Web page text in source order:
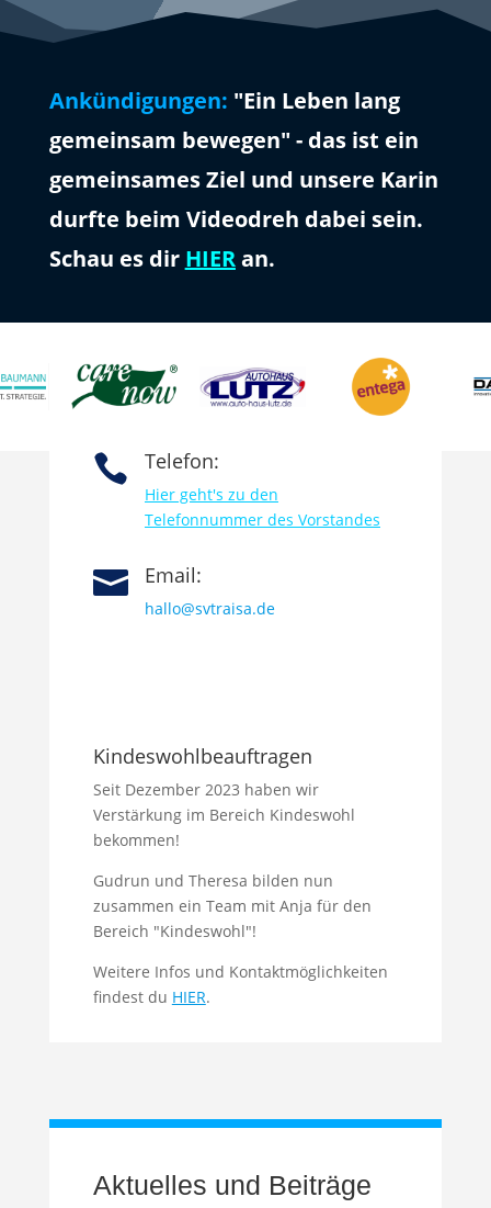
Ankündigungen: "Ein Leben lang
gemeinsam bewegen" - das ist ein
gemeinsames Ziel und unsere Karin
durfte beim Videodreh dabei sein.
Schau es dir HIERan.
 Telefon:
Hier geht's zu den
Telefonnummer des Vorstandes
 Email:
hallo@svtraisa.de
Kindeswohlbeauftragen
Seit Dezember 2023 haben wir
Verstärkung im Bereich Kindeswohl
bekommen!
Gudrun und Theresa bilden nun
zusammen ein Team mit Anja für den
Bereich "Kindeswohl"!
Weitere Infos und Kontaktmöglichkeiten
findest du HIER.
Aktuelles und Beiträge